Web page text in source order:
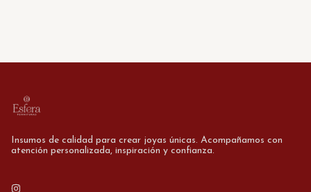
Insumos de calidad para crear joyas únicas. Acompañamos con
atención personalizada, inspiración y confianza.